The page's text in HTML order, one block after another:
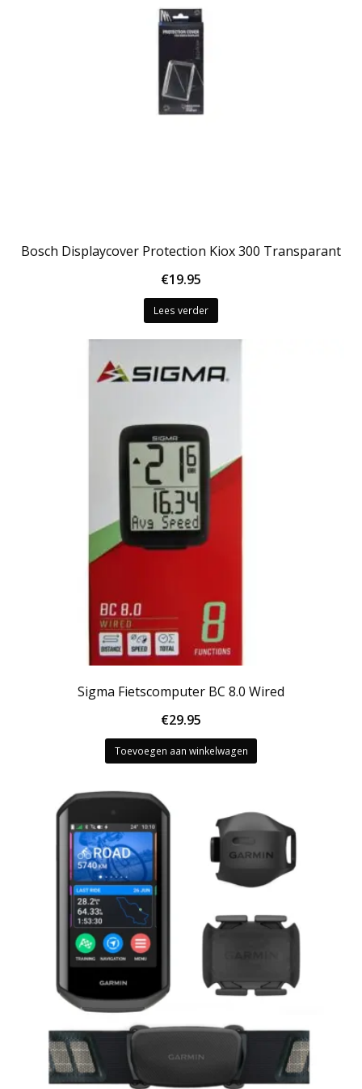
Bosch Displaycover Protection Kiox 300 Transparant
€19.95
Lees verder
Sigma Fietscomputer BC 8.0 Wired
€29.95
Toevoegen aan winkelwagen